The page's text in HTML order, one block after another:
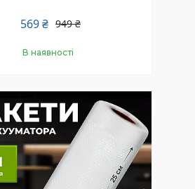
949 ₴
569 ₴
В наявності